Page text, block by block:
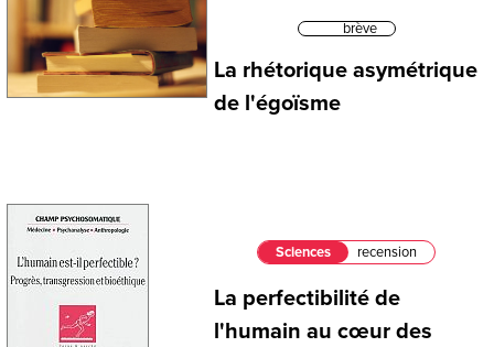
brève
La rhétorique asymétrique
de l'égoïsme
Sciences recension
La perfectibilité de
l'humain au cœur des